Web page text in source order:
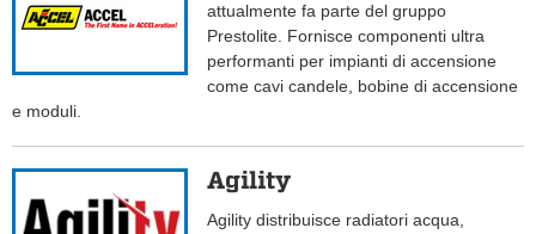
attualmente fa parte del gruppo
Prestolite. Fornisce componenti ultra
performanti per impianti di accensione
come cavi candele, bobine di accensione
e moduli.
Agility
Agility distribuisce radiatori acqua,